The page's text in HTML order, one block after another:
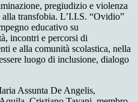
pregiudizio e violenza
transfobia. L’I.I.S. “Ovidio”
educativo su
incontri e percorsi di
e alla comunità scolastica, nella
luogo di inclusione, dialogo
Assunta De Angelis,